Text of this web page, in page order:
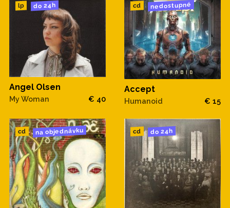
lp do 24h
Angel Olsen
My Woman € 40
cd nedostupné
Accept
Humanoid € 15
cd na objednávku cd do 24h